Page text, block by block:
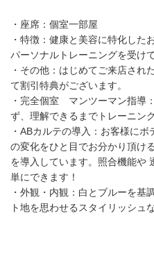
・座席：個室一部屋
・特徴：健康と美容に特化した
パーソナルトレーニングを受け
・その他：はじめてご来店され
て割引特典がございます。
・完全個室 マンツーマン指導
ず、理解できるまでトレーニン
・ABカルテの導入：お客様に
の変化をひと目でお分かり頂け
を導入しています。照合機能や
単にできます！
・外観・内観：白とブルーを基
ト地を思わせるスタイリッシュ